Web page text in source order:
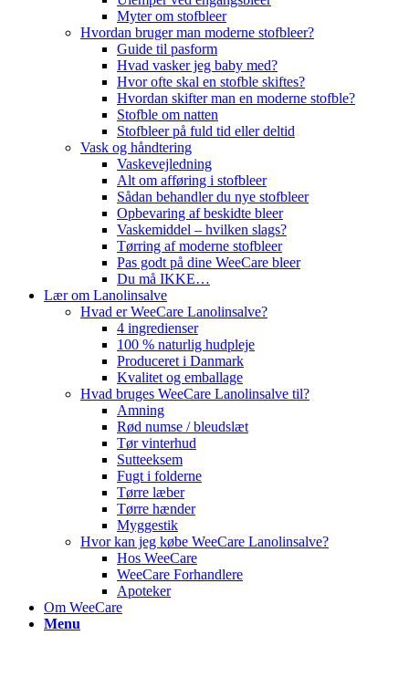
Myter om stofbleer
Hvordan bruger man moderne stofbleer?
Guide til pasform
Hvad vasker jeg baby med?
Hvor ofte skal en stofble skiftes?
Hvordan skifter man en moderne stofble?
Stofble om natten
Stofbleer på fuld tid eller deltid
Vask og håndtering
Vaskevejledning
Alt om afføring i stofbleer
Sådan behandler du nye stofbleer
Opbevaring af beskidte bleer
Vaskemiddel – hvilken slags?
Tørring af moderne stofbleer
Pas godt på dine WeeCare bleer
Du må IKKE…
Lær om Lanolinsalve
Hvad er WeeCare Lanolinsalve?
4 ingredienser
100 % naturlig hudpleje
Produceret i Danmark
Kvalitet og emballage
Hvad bruges WeeCare Lanolinsalve til?
Amning
Rød numse / bleudslæt
Tør vinterhud
Sutteeksem
Fugt i folderne
Tørre læber
Tørre hænder
Myggestik
Hvor kan jeg købe WeeCare Lanolinsalve?
Hos WeeCare
WeeCare Forhandlere
Apoteker
Om WeeCare
Menu